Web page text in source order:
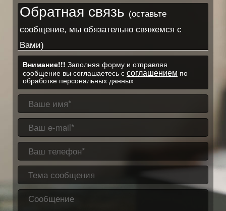
Обратная связь (оставьте
сообщение, мы обязательно свяжемся с
Вами)
Внимание!!! Заполняя форму и отправляя
сообщение вы соглашаетесь с соглашением по
обработке персональных данных